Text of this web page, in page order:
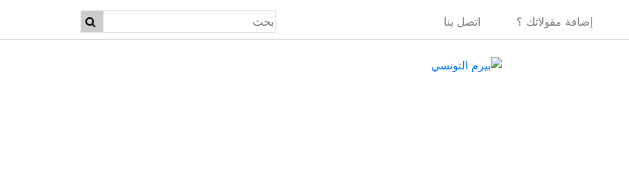
إضافة مقولاتك ؟ اتصل بنا